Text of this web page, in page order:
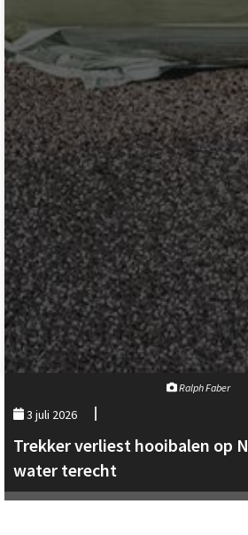
Ralph Faber
3 juli 2026
Trekker verliest hooibalen op
water terecht